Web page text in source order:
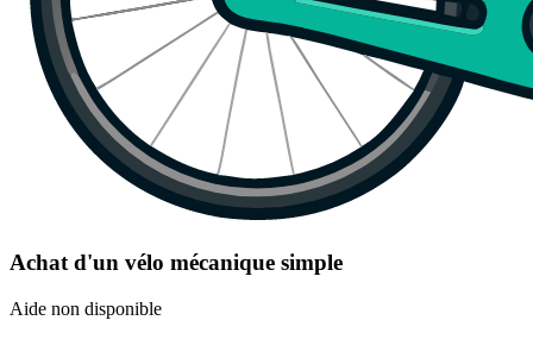
Achat d'un vélo mécanique simple
Aide non disponible